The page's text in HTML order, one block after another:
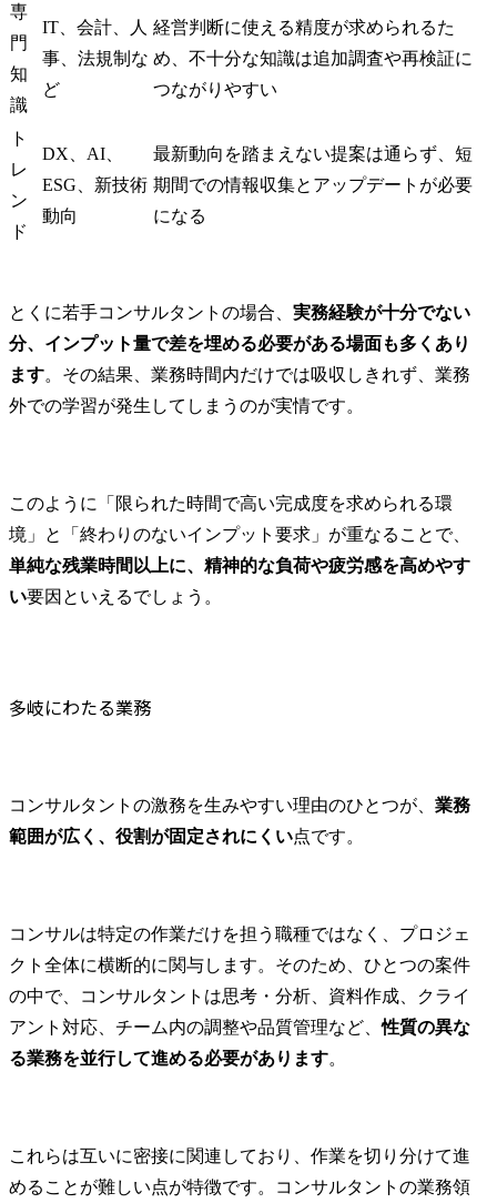
専
門
知
識
IT、会計、人
事、法規制な
ど
経営判断に使える精度が求められるた
め、不十分な知識は追加調査や再検証に
つながりやすい
ト
レ
ン
ド
DX、AI、
ESG、新技術
動向
最新動向を踏まえない提案は通らず、短
期間での情報収集とアップデートが必要
になる
とくに若手コンサルタントの場合、 実務経験が十分でない
分、インプット量で差を埋める必要がある場面も多くあり
ます。その結果、業務時間内だけでは吸収しきれず、業務
外での学習が発生してしまうのが実情です。
このように「限られた時間で高い完成度を求められる環
境」と「終わりのないインプット要求」が重なることで、
単純な残業時間以上に、精神的な負荷や疲労感を高めやす
い要因といえるでしょう。
多岐にわたる業務
コンサルタントの激務を生みやすい理由のひとつが、 業務
範囲が広く、役割が固定されにくい点です。
コンサルは特定の作業だけを担う職種ではなく、プロジェ
クト全体に横断的に関与します。そのため、ひとつの案件
の中で、コンサルタントは思考・分析、資料作成、クライ
アント対応、チーム内の調整や品質管理など、性質の異な
る業務を並行して進める必要があります。
これらは互いに密接に関連しており、作業を切り分けて進
めることが難しい点が特徴です。コンサルタントの業務領